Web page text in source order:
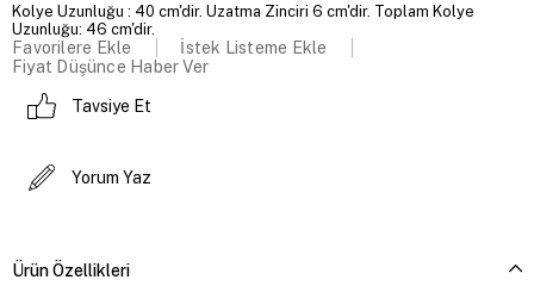
Kolye Uzunluğu : 40 cm'dir. Uzatma Zinciri 6 cm'dir. Toplam Kolye
Uzunluğu: 46 cm'dir.
Favorilere Ekle
İstek Listeme Ekle
Fiyat Düşünce Haber Ver
Tavsiye Et
Yorum Yaz
Ürün Özellikleri